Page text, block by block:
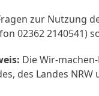
zur Nutzung
02362 2140541)
Die Wir-
des Landes